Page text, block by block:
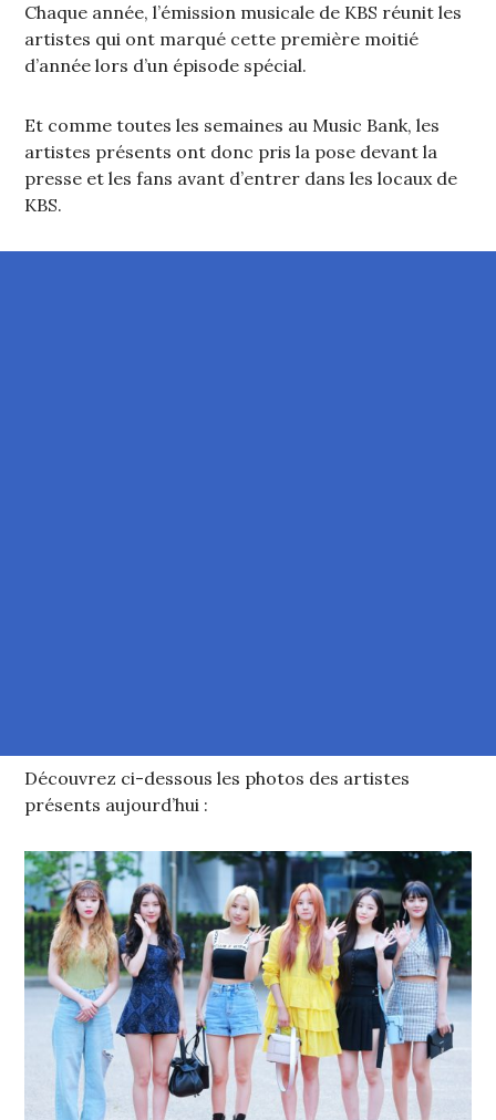
Chaque année, l’émission musicale de KBS réunit les
artistes qui ont marqué cette première moitié
d’année lors d’un épisode spécial.
Et comme toutes les semaines au Music Bank, les
artistes présents ont donc pris la pose devant la
presse et les fans avant d’entrer dans les locaux de
KBS.
Découvrez ci-dessous les photos des artistes
présents aujourd’hui :